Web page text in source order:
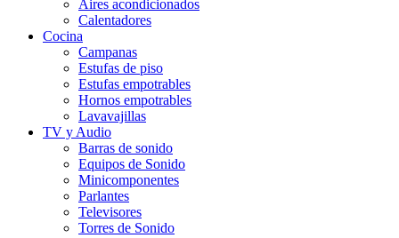
Aires acondicionados
Calentadores
Cocina
Campanas
Estufas de piso
Estufas empotrables
Hornos empotrables
Lavavajillas
TV y Audio
Barras de sonido
Equipos de Sonido
Minicomponentes
Parlantes
Televisores
Torres de Sonido